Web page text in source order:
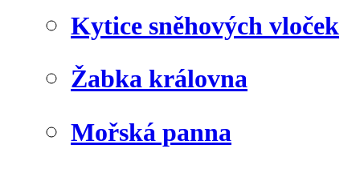
Kytice sněhových vloček
Žabka královna
Mořská panna